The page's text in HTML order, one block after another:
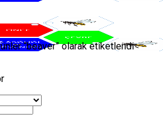
“beaver” olarak etiketlendi